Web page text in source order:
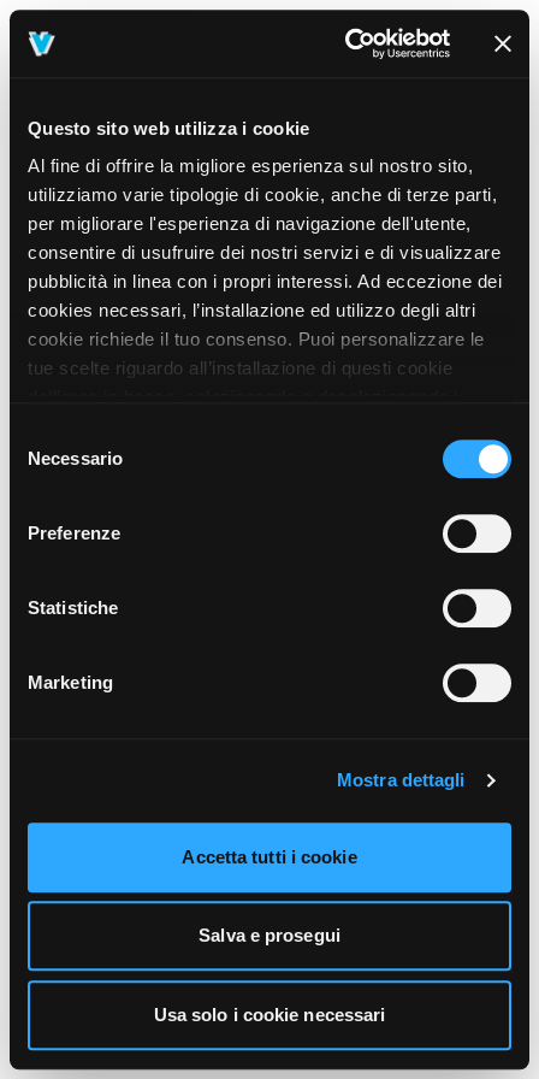
Questo sito web utilizza i cookie
Al fine di offrire la migliore esperienza sul nostro sito,
utilizziamo varie tipologie di cookie, anche di terze parti,
per migliorare l'esperienza di navigazione dell'utente,
consentire di usufruire dei nostri servizi e di visualizzare
pubblicità in linea con i propri interessi. Ad eccezione dei
cookies necessari, l’installazione ed utilizzo degli altri
cookie richiede il tuo consenso. Puoi personalizzare le
tue scelte riguardo all’installazione di questi cookie
prosegui” o decidere di accettare tutti i cookie, cliccando
sul pulsante “Accetta tutti i cookie”. Cliccando sul tasto
unicamente i cookie necessari alla navigazione. Per
funzionamento, puoi prendere visione dell’informativa
cliccando qui.
delNecessario
Preferenze
Statistiche
Marketing
Mostra dettagli
Accetta tutti i cookie
Salva e prosegui
Usa solo i cookie necessari
404